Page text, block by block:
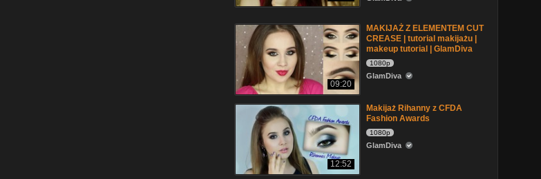
09:20
MAKIJAŻ Z ELEMENTEM CUT
CREASE | tutorial makijażu |
makeup tutorial | GlamDiva
1080p
GlamDiva
12:52
Makijaż Rihanny z CFDA
Fashion Awards
1080p
GlamDiva